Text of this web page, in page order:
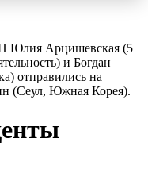
Юлия Арцишевская (5
и Богдан
отправились на
(Сеул, Южная Корея).